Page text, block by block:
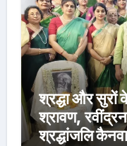
श्रद्धा और सुरों
श्रावण,
श्रद्धांजलि